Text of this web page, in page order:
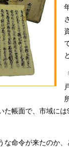
た帳面で、市域には
な命令が来たのか